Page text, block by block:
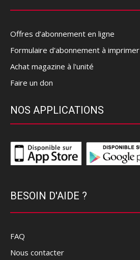
Offres d’abonnement en ligne
Formulaire d'abonnement à imprimer
Achat magazine à l'unité
Faire un don
NOS APPLICATIONS
BESOIN D'AIDE ?
FAQ
Nous contacter